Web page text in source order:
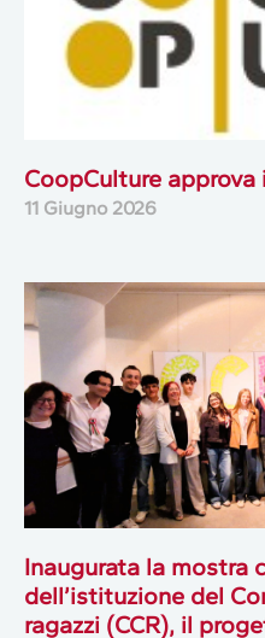
CoopCulture
11 Giugno 2026
Inaugurata la mostra
dell’istituzione del
ragazzi (CCR), il